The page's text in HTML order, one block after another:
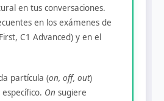
en tus conversaciones.
en los exámenes de
C1 Advanced) y en el
partícula (on, off, out)
On sugiere